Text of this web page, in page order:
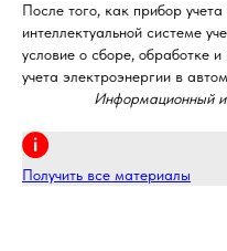
После того, как прибор
интеллектуальной системе
условие о сборе, обработке
учета электроэнергии в
Информационный
Получить все материалы